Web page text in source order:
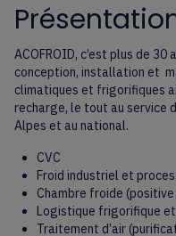
ACOFROID, c’est plus de 30
conception, installation et
climatiques et frigorifiques
recharge, le tout au service
Alpes et au national.
CVC
Froid industriel et
Chambre froide
Logistique frigorifique
Traitement d’air